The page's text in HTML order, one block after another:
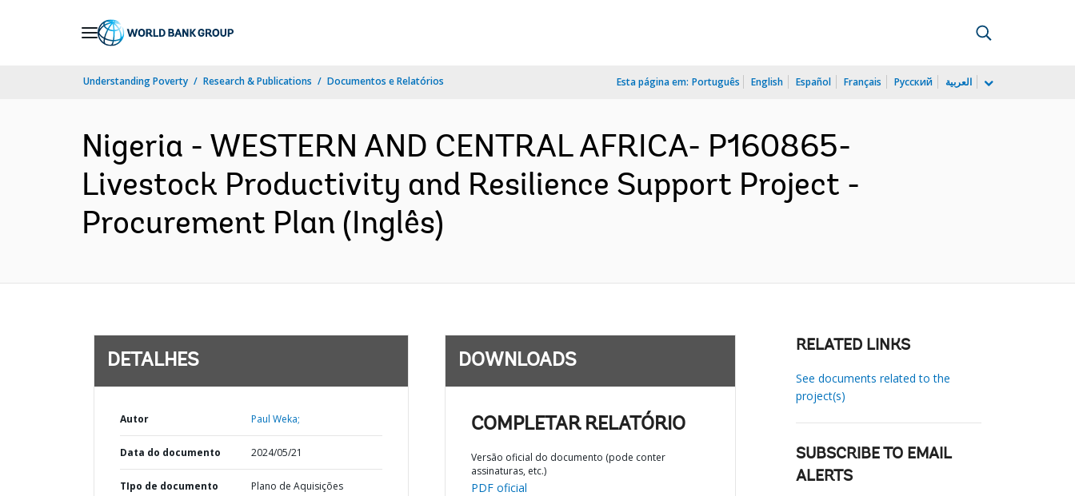
Understanding Poverty Research & Publications Documentos e Relatórios Esta página em: Português English Español Français Русский العربية
Nigeria - WESTERN AND CENTRAL AFRICA- P160865-
Livestock Productivity and Resilience Support Project -
Procurement Plan (Inglês)
DETALHES
Autor Paul Weka;
Data do documento 2024/05/21
TIpo de documento Plano de Aquisições
DOWNLOADS
COMPLETAR RELATÓRIO
Versão oficial do documento (pode conter
assinaturas, etc.)
PDF oficial
RELATED LINKS
See documents related to the
project(s)
SUBSCRIBE TO EMAIL
ALERTS